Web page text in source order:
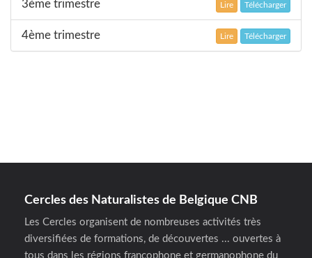
3ème trimestre Lire Télécharger
4ème trimestre Lire Télécharger
Cercles des Naturalistes de Belgique CNB
Les Cercles organisent de nombreuses activités très
diversifiées de formations, de découvertes ... ouvertes à
tous dans les régions francophone et germanophone du